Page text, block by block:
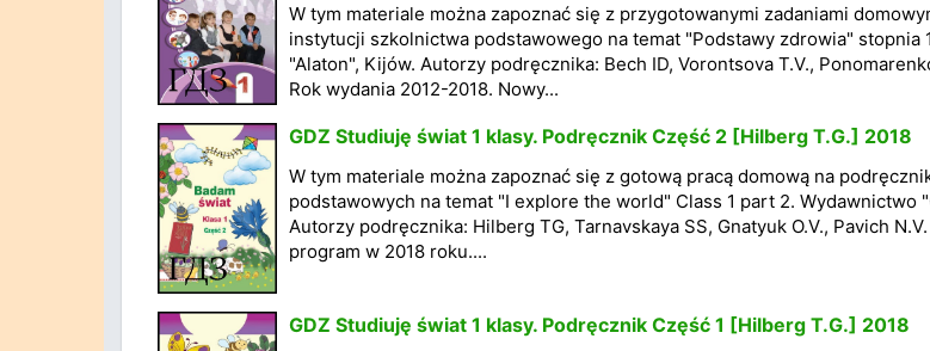
W tym materiale można zapoznać się z przygotowanymi zadaniami
instytucji szkolnictwa podstawowego na temat "Podstawy zdrowia" stopnia
"Alaton", Kijów. Autorzy podręcznika: Bech ID, Vorontsova T.V.,
Rok wydania 2012-2018. Nowy...
GDZ Studiuję świat 1 klasy. Podręcznik Część 2 [Hilberg T.G.] 2018
W tym materiale można zapoznać się z gotową pracą domową na
podstawowych na temat "I explore the world" Class 1 part 2. Wydawnictwo
Autorzy podręcznika: Hilberg TG, Tarnavskaya SS, Gnatyuk O.V., Pavich
program w 2018 roku....
GDZ Studiuję świat 1 klasy. Podręcznik Część 1 [Hilberg T.G.] 2018